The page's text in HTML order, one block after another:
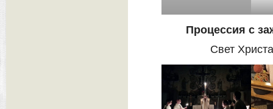
Процессия с
Свет